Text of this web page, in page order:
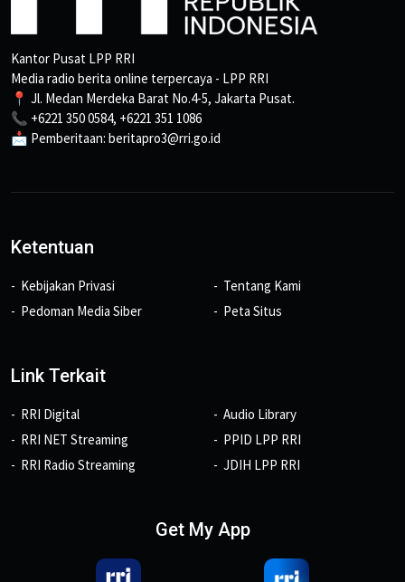
Kantor Pusat LPP RRI
Media radio berita online terpercaya - LPP RRI
📍 Jl. Medan Merdeka Barat No.4-5, Jakarta Pusat.
📞 +6221 350 0584, +6221 351 1086
📩 Pemberitaan: beritapro3@rri.go.id
Ketentuan
Kebijakan Privasi
Pedoman Media Siber
Tentang Kami
Peta Situs
Link Terkait
RRI Digital
RRI NET Streaming
RRI Radio Streaming
Audio Library
PPID LPP RRI
JDIH LPP RRI
Get My App